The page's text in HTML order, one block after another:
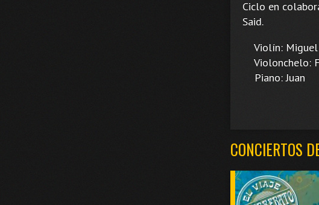
Ciclo en
Said.
Violín: Miguel
Violonchelo:
Piano: Juan
CONCIERTOS